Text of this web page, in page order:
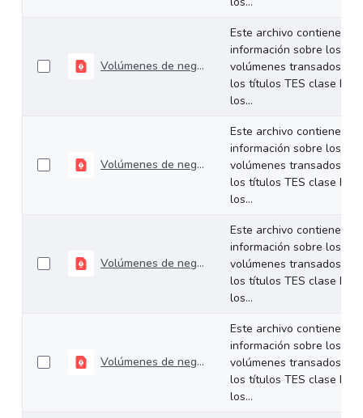
Volúmenes de negociación del 23 al 27 de septiembre de 2024
Este archivo contiene
información sobre los
volúmenes transados de
los títulos TES clase B en
los...
Volúmenes de negociación del 16 al 20 de septiembre de 2024
Este archivo contiene
información sobre los
volúmenes transados de
los títulos TES clase B en
los...
Volúmenes de negociación del 09 al 13 de septiembre de 2024
Este archivo contiene
información sobre los
volúmenes transados de
los títulos TES clase B en
los...
Volúmenes de negociación del 02 al 06 de septiembre de 2024
Este archivo contiene
información sobre los
volúmenes transados de
los títulos TES clase B en
los...